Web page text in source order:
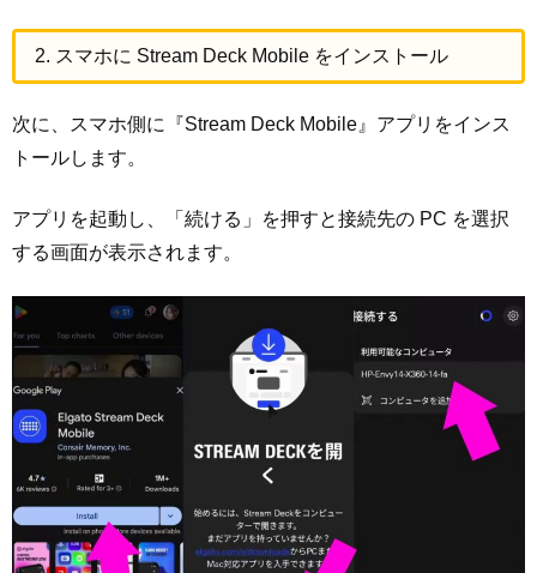
2. スマホに Stream Deck Mobile をインストール
次に、スマホ側に『Stream Deck Mobile』アプリをインス
トールします。
アプリを起動し、「続ける」を押すと接続先の PC を選択
する画面が表示されます。